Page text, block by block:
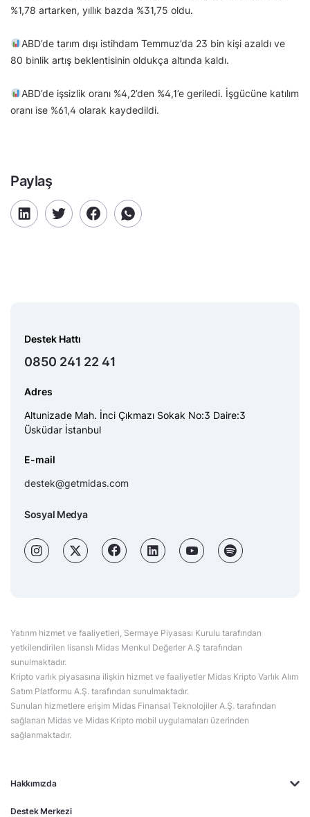
%1,78 artarken, yıllık bazda %31,75 oldu.
ABD’de tarım dışı istihdam Temmuz’da 23 bin kişi azaldı ve
80 binlik artış beklentisinin oldukça altında kaldı.
ABD’de işsizlik oranı %4,2’den %4,1’e geriledi. İşgücüne katılım
oranı ise %61,4 olarak kaydedildi.
Paylaş